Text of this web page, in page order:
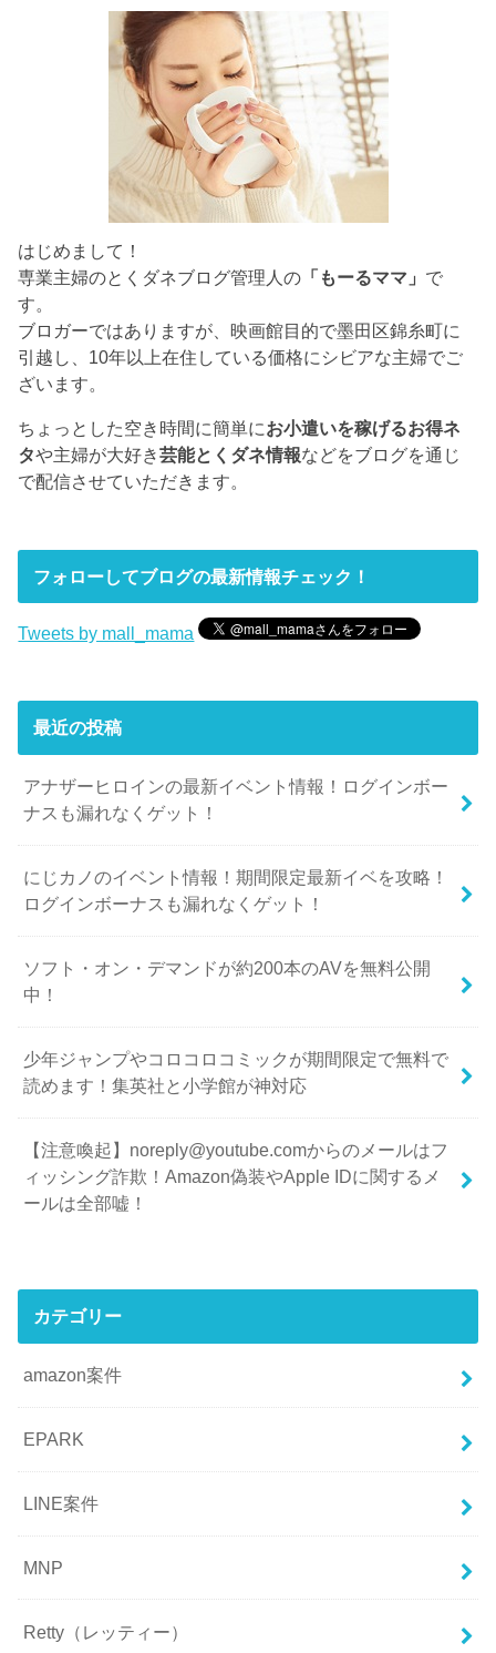
はじめまして！
専業主婦のとくダネブログ管理人の 「もーるママ」 で
す。
ブロガーではありますが、映画館目的で墨田区錦糸町に
引越し、10年以上在住している価格にシビアな主婦でご
ざいます。
ちょっとした空き時間に簡単にお小遣いを稼げるお得ネ
タや主婦が大好き芸能とくダネ情報などをブログを通じ
で配信させていただきます。
フォローしてブログの最新情報チェック！
Tweets by mall_mama
最近の投稿
アナザーヒロインの最新イベント情報！ログインボー
ナスも漏れなくゲット！
にじカノのイベント情報！期間限定最新イベを攻略！
ログインボーナスも漏れなくゲット！
ソフト・オン・デマンドが約200本のAVを無料公開
中！
少年ジャンプやコロコロコミックが期間限定で無料で
読めます！集英社と小学館が神対応
【注意喚起】noreply@youtube.comからのメールはフ
ィッシング詐欺！Amazon偽装やApple IDに関するメ
ールは全部嘘！
カテゴリー
amazon案件
EPARK
LINE案件
MNP
Retty（レッティー）